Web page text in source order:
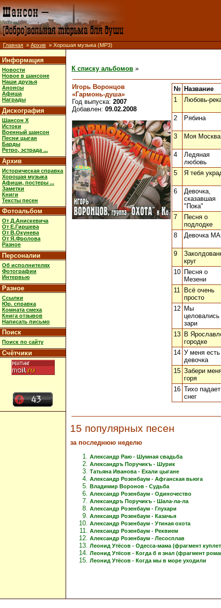
Главная » Архив » Хорошая музыка (MP3)
Информация
Новости
Новое в шансоне
Наши друзья
Анонсы
Афиша
Награды
Дискография
Шансон X
Истоки
Военный шансон
Песни цыган
Барды
Ретро, эстрада ...
Архив
Историческая справка
Хорошая музыка
Афиши, постеры ...
Заметки
Книги
Тексты песен
Фотоальбом
От Д.Анискевича
От Е.Гиршева
От В.Окунева
От Я.Фролова
Разное
Персоналии
Об исполнителях
Фотографии
Интервью
Разное
Ссылки
Юр. справка
Комната смеха
Книга отзывов
Написать письмо
Поиск
Поиск по сайту
Счётчики
К списку альбомов »
Игорь Воронцов
«Гармонь-душа»
Год выпуска: 2007
Добавлен: 09.02.2008
№ Название
1
Любовь-
2 Рябина
3 Моя Москва
4
Ледяная
любовь
5
Я тебя
6
Девочка,
сказавшая
"Пока"
7
Песня о
подлодке
8
Девочка
9
круг
10 Песня о
Мезени
11
Всё очень
просто
12 Мы
зари
13 В
городке
14 У меня есть
девочка
15 Забери
горя
16 Тихо падает
снег
15 популярных песен
за последнюю неделю
Александр Раю - Шумная свадьба
Александръ Поручикъ - Шурик
Татьяна Иванова - Ехали цыгане
Александр Розенбаум - Афганская вьюга
Владимир Воронов - Судьба
Александр Розенбаум - Одиночество
Александръ Поручикъ - Шала-ла-ла
Александр Розенбаум - Глухари
Александр Розенбаум - Казачья
Александр Розенбаум - Утиная охота
Александр Розенбаум - Реквием
Александр Розенбаум - Лесосплав
Леонид Утёсов - Одесса-мама (фрагмент
Леонид Утёсов - Когда б я знал (фрагмент
Леонид Утёсов - Когда мы в море уходили